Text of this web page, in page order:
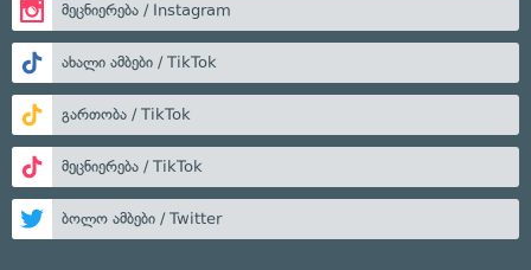
მეცნიერება / Instagram
ახალი ამბები / TikTok
გართობა / TikTok
მეცნიერება / TikTok
ბოლო ამბები / Twitter